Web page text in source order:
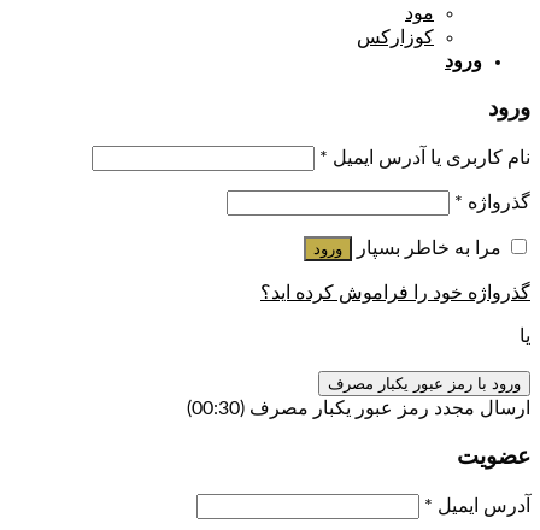
مود
کوزارکس
ورود
ورود
نام کاربری یا آدرس ایمیل *
گذرواژه *
مرا به خاطر بسپار ورود
گذرواژه خود را فراموش کرده اید؟
یا
ورود با رمز عبور یکبار مصرف
ارسال مجدد رمز عبور یکبار مصرف (00:
30
)
عضویت
آدرس ایمیل *